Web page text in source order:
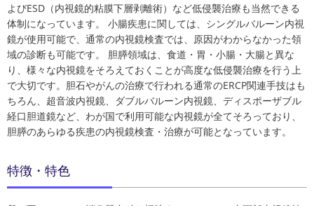
よびESD（内視鏡的粘膜下層剥離術）など低侵襲治療も当然できる
体制になっています。 小腸疾患に関しては、シングルバルーン内視
鏡が使用可能で、通常の内視鏡検査では、原因がわからなかった領
域の診断も可能です。 胆膵領域は、食道・胃・小腸・大腸と異な
り、様々な内視鏡をそろえておくことが高度な低侵襲治療を行う上
で大切です。胆石やがんの治療で行われる通常のERCP関連手技はも
ちろん、超音波内視鏡、ダブルバルーン内視鏡、ディスポーザブル
経口胆道鏡など、わが国で利用可能な内視鏡が全てそろっており、
胆膵のあらゆる疾患の内視鏡検査・治療が可能となっています。
特徴・特色